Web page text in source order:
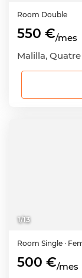
Room Double
550 €/mes
Malilla,
1/13
Room Single ·
500 €/mes